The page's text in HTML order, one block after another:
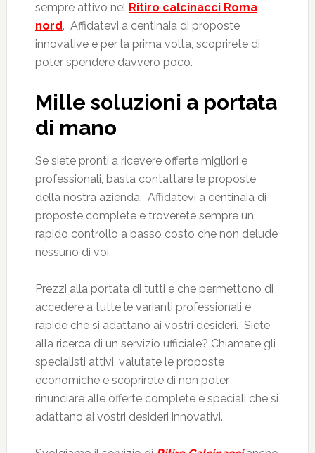
sempre attivo nel Ritiro calcinacci Roma
nord. Affidatevi a centinaia di proposte
innovative e per la prima volta, scoprirete di
poter spendere davvero poco.
Mille soluzioni a portata
di mano
Se siete pronti a ricevere offerte migliori e
professionali, basta contattare le proposte
della nostra azienda. Affidatevi a centinaia di
proposte complete e troverete sempre un
rapido controllo a basso costo che non delude
nessuno di voi.
Prezzi alla portata di tutti e che permettono di
accedere a tutte le varianti professionali e
rapide che si adattano ai vostri desideri. Siete
alla ricerca di un servizio ufficiale? Chiamate gli
specialisti attivi, valutate le proposte
economiche e scoprirete di non poter
rinunciare alle offerte complete e speciali che si
adattano ai vostri desideri innovativi.